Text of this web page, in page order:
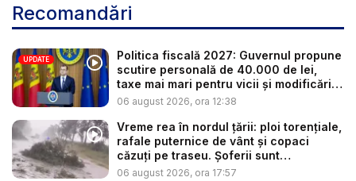
Recomandări
UPDATE
Politica fiscală 2027: Guvernul propune
scutire personală de 40.000 de lei,
taxe mai mari pentru vicii și modificări
l...
06 august 2026, ora 12:38
Vreme rea în nordul țării: ploi torențiale,
rafale puternice de vânt și copaci
căzuți pe traseu. Șoferii sunt
îndemnaț...
06 august 2026, ora 17:57